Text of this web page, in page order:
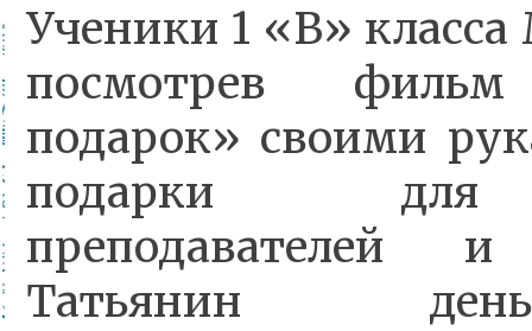
Ученики 1 «В»
посмотрев фильм
подарок» своими
подарки для
преподавателей
Татьянин